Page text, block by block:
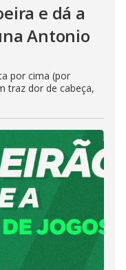
e dá a
Antonio
por cima (por
traz dor de cabeça,